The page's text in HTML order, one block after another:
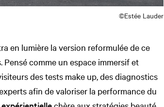
©Estée Lauder
en lumière la version reformulée de ce
Pensé comme un espace immersif et
des tests make up, des diagnostics
afin de valoriser la performance du